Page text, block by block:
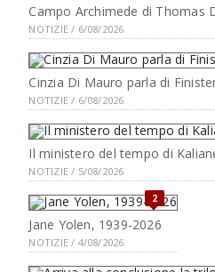
Campo Archimede di Thomas
NOTIZIE / 6/08/2026
Cinzia Di Mauro parla di
NOTIZIE / 6/08/2026
Il ministero del tempo di
NOTIZIE / 5/08/2026
2
Jane Yolen, 1939-2026
NOTIZIE / 4/08/2026